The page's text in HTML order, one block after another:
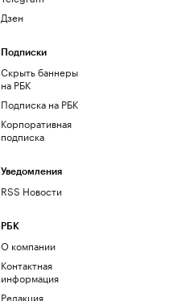
Дзен
Подписки
Скрыть баннеры
на РБК
Подписка на РБК
Корпоративная
подписка
Уведомления
RSS Новости
РБК
О компании
Контактная
информация
Редакция